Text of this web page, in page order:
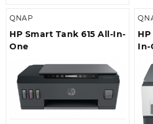
QNAP
HP Smart Tank 615 All-In-
One
In-